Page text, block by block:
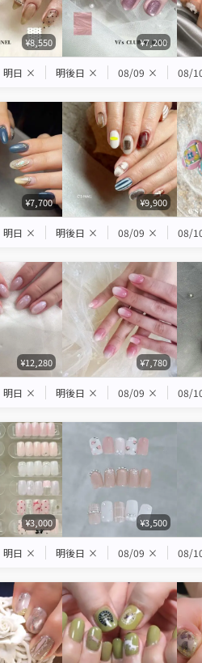
¥8,550 ¥7,200
明日 × 明後日 × 08/09 × 08/
¥7,700 ¥9,900
明日 × 明後日 × 08/09 × 08/
¥12,280 ¥7,780
明日 × 明後日 × 08/09 × 08/
¥3,000 ¥3,500
明日 × 明後日 × 08/09 × 08/